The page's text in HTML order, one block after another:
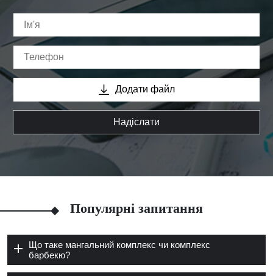
Додати файл
Надіслати
Популярні запитання
Що таке мангальний комплекс чи комплекс
барбекю?